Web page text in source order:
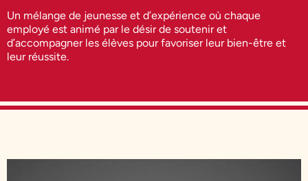
Un mélange de jeunesse et d’expérience où chaque
employé est animé par le désir de soutenir et
d’accompagner les élèves pour favoriser leur bien-être et
leur réussite.